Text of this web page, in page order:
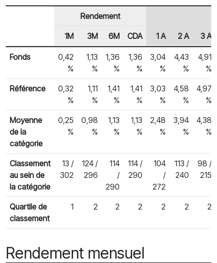
Rendements des fonds
En-tête de ligne
Rendement
1M 3M 6M CDA 1 A 2 A 3 A
Fonds
0,42
%
1,13
%
1,36
%
1,36
%
3,04
%
4,43
%
4,91
%
Référence
0,32
%
1,11
%
1,41
%
1,41
%
3,03
%
4,58
%
4,97
%
Moyenne
de la
catégorie
0,25
%
0,98
%
1,13
%
1,13
%
2,48
%
3,94
%
4,38
%
Classement
au sein de
la catégorie
13 /
302
124 /
296
114
/
290
114 /
290
104
/
272
113 /
240
98 /
215
Quartile de
classement
1 2 2 2 2 2 2
Rendement mensuel